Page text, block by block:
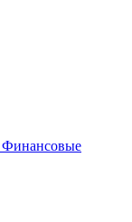
Финансовые